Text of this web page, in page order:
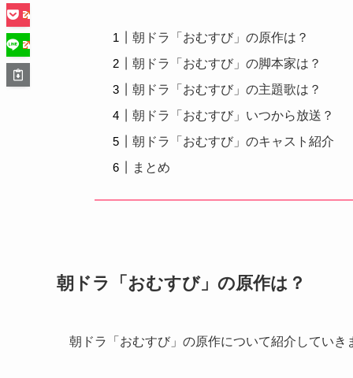
朝ドラ「おむすび」の原作は？
朝ドラ「おむすび」の脚本家は？
朝ドラ「おむすび」の主題歌は？
朝ドラ「おむすび」いつから放送？
朝ドラ「おむすび」のキャスト紹介
まとめ
朝ドラ「おむすび」の原作は？
朝ドラ「おむすび」の原作について紹介していき